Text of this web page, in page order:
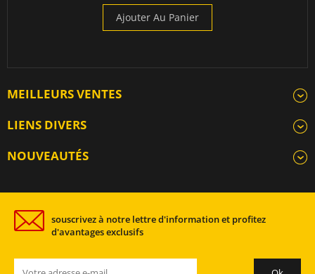
Ajouter Au Panier
MEILLEURS VENTES
LIENS DIVERS
NOUVEAUTÉS
souscrivez à notre lettre d'information et profitez
d'avantages exclusifs